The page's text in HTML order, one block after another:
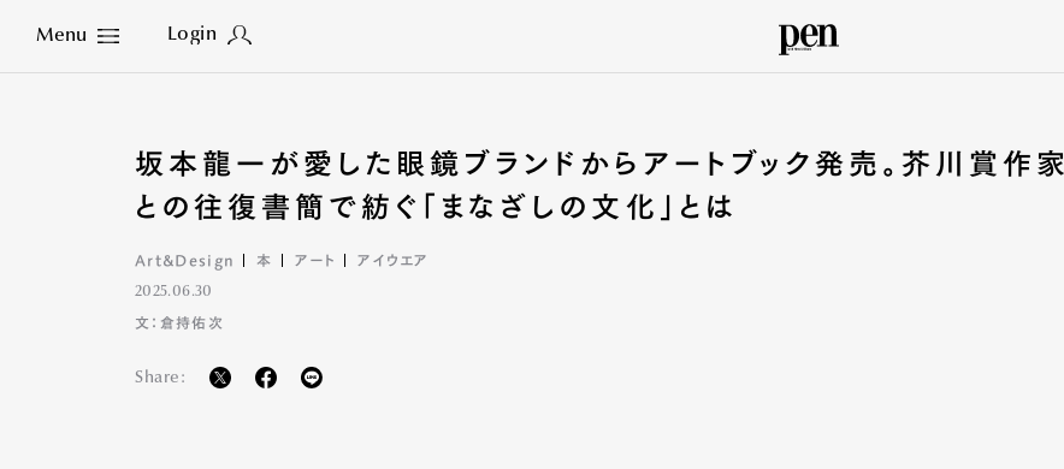
Menu Login
Close
坂本龍一が愛した眼鏡ブランドからアートブック発売。芥川賞作家
との往復書簡で紡ぐ「まなざしの文化」とは
Art&Design 本 アート アイウエア
2025.06.30
文：倉持佑次
Share: